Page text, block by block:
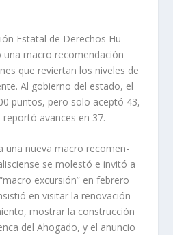
Estatal de Derechos Hu­
una macro recomendación
que reviertan los niveles de
Al gobierno del estado, el
puntos, pero solo aceptó 43,
avan­ces en 37.
una nueva macro recomen­
se molestó e invitó a
excursión” en febrero
en visi­tar la renovación
mostrar la construcción
del Ahogado, y el anuncio